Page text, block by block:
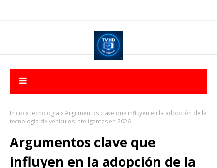
Inicio tecnologia
Argumentos clave que influyen en la adopción de la
tecnología de vehículos inteligentes en 2026
Argumentos clave que
influyen en la adopción de la